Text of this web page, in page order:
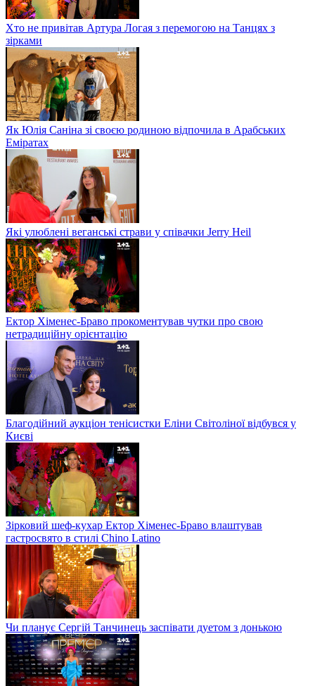
Хто не привітав Артура Логая з перемогою на Танцях з
зірками
Як Юлія Саніна зі своєю родиною відпочила в Арабських
Еміратах
Які улюблені веганські страви у співачки Jerry Heil
Ектор Хіменес-Браво прокоментував чутки про свою
нетрадиційну орієнтацію
Благодійний аукціон тенісистки Еліни Світоліної відбувся у
Києві
Зірковий шеф-кухар Ектор Хіменес-Браво влаштував
гастросвято в стилі Chino Latino
Чи планує Сергій Танчинець заспівати дуетом з донькою